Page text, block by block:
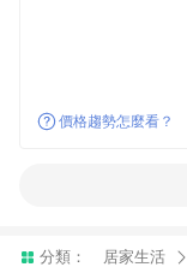
價格趨勢怎麼看？
分類： 居家生活